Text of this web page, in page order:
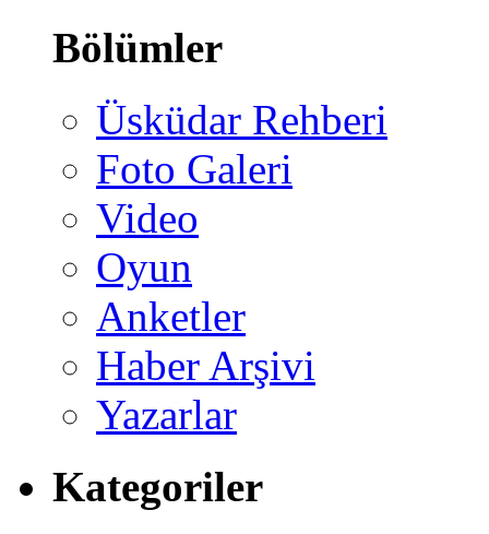
Bölümler
Üsküdar Rehberi
Foto Galeri
Video
Oyun
Anketler
Haber Arşivi
Yazarlar
Kategoriler